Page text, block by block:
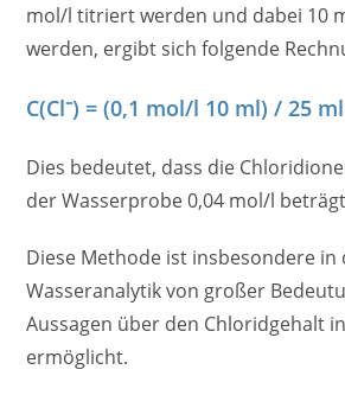
mol/l titriert werden und dabei 10
werden, ergibt sich folgende
C(Cl⁻) = (0,1 mol/l 10 ml) / 25 ml
Dies bedeutet, dass die
der Wasserprobe 0,04 mol/l
Diese Methode ist insbesondere in
Wasseranalytik von großer
Aussagen über den Chloridgehalt
ermöglicht.